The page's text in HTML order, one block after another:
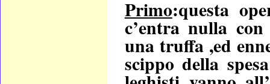
Primo:questa
c’entra nulla
una truffa ,ed
scippo della